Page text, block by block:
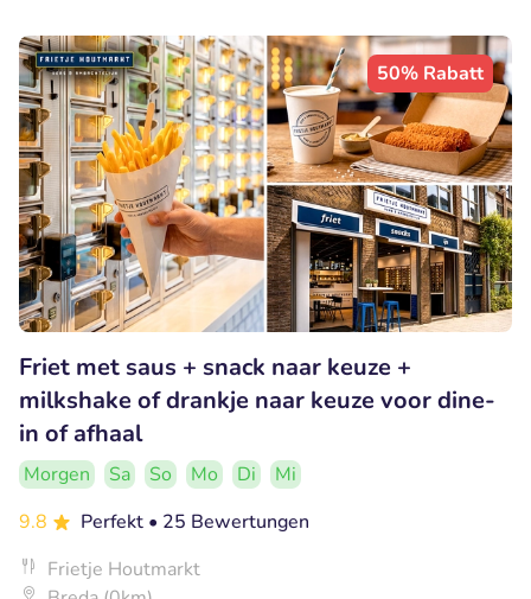
50% Rabatt
Friet met saus + snack naar keuze +
milkshake of drankje naar keuze voor dine-
in of afhaal
Morgen Sa So Mo Di
Mi
9.8
Perfekt • 25 Bewertungen
Frietje Houtmarkt